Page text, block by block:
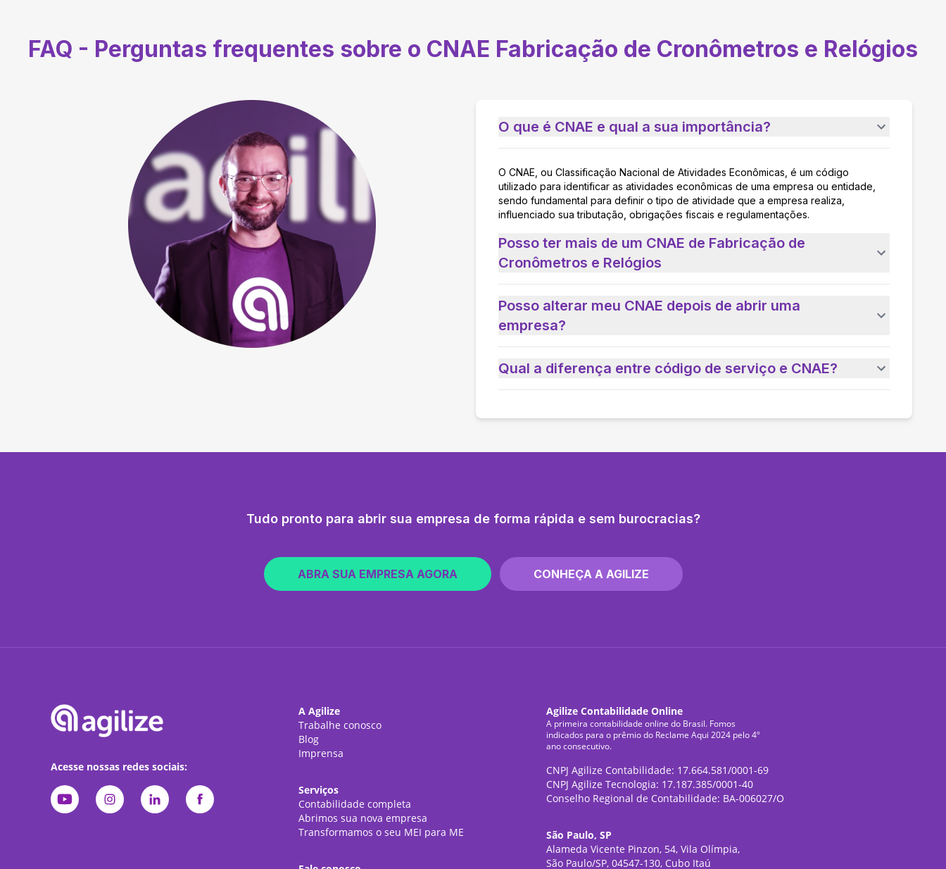
FAQ - Perguntas frequentes sobre o CNAE Fabricação de Cronômetros e Relógios
O que é CNAE e qual a sua importância?
O CNAE, ou Classificação Nacional de Atividades Econômicas, é um código
utilizado para identificar as atividades econômicas de uma empresa ou entidade,
sendo fundamental para definir o tipo de atividade que a empresa realiza,
influenciado sua tributação, obrigações fiscais e regulamentações.
Posso ter mais de um CNAE de Fabricação de
Cronômetros e Relógios
Posso alterar meu CNAE depois de abrir uma
empresa?
Qual a diferença entre código de serviço e CNAE?
Tudo pronto para abrir sua empresa de forma rápida e sem burocracias?
ABRA SUA EMPRESA AGORA CONHEÇA A AGILIZE
Acesse nossas redes sociais:
A Agilize
Trabalhe conosco
Blog
Imprensa
Serviços
Contabilidade completa
Abrimos sua nova empresa
Transformamos o seu MEI para ME
Agilize Contabilidade Online
A primeira contabilidade online do Brasil. Fomos
indicados para o prêmio do Reclame Aqui 2024 pelo 4º
ano consecutivo.
CNPJ Agilize Contabilidade: 17.664.581/0001-69
CNPJ Agilize Tecnologia: 17.187.385/0001-40
Conselho Regional de Contabilidade: BA-006027/O
São Paulo, SP
Alameda Vicente Pinzon, 54, Vila Olímpia,
São Paulo/SP, 04547-130, Cubo Itaú